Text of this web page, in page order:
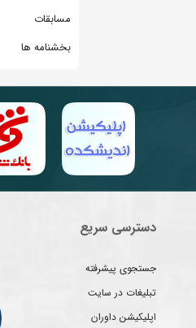
مسابقات
بخشنامه ها
دسترسی سریع
جستجوی پیشرفته
تبلیغات در سایت
اپلیکیشن داوران